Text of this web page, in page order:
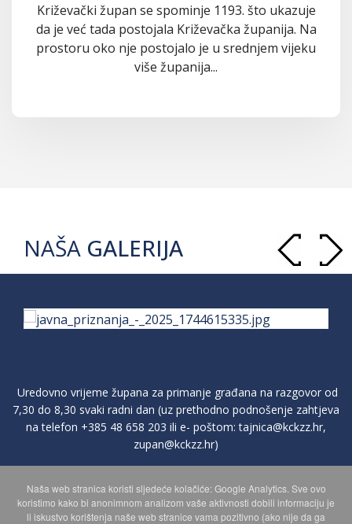
Križevački župan se spominje 1193. što ukazuje
da je već tada postojala Križevačka županija. Na
prostoru oko nje postojalo je u srednjem vijeku
više županija...
NAŠA GALERIJA
Uredovno vrijeme župana za primanje građana na razgovor od
7,30 do 8,30 svaki radni dan (uz prethodno podnošenje zahtjeva
na telefon +385 48 658 203 ili e- poštom:tajnica@kckzz.hr,
zupan@kckzz.hr)
POLITIKA ZAŠTITE PRIVATNOSTI OSOBNIH PODATAKA
Naša web stranica koristi sljedeće kolačiće: Google Analytics. Sve ovo
koristimo kako bi anonimnom analizom vaše aktivnosti dobili informaciju je
li iskustvo korištenja naše web stranice vama pozitivno (ako nije da ga